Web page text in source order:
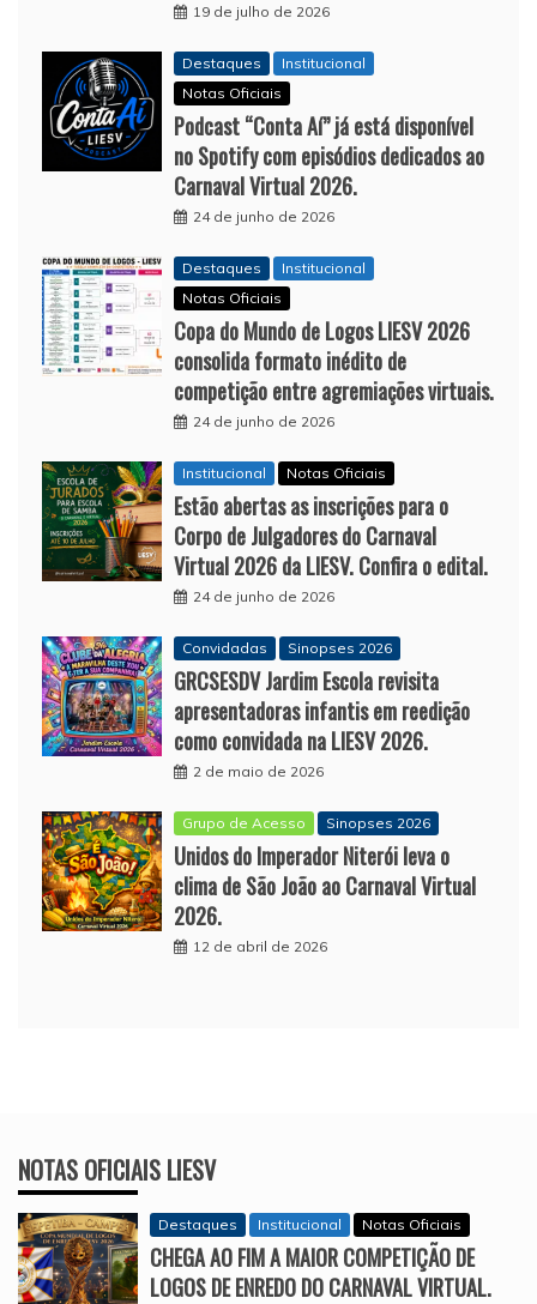
19 de julho de 2026
Destaques
Institucional
Notas Oficiais
Podcast “Conta Aí” já está disponível
no Spotify com episódios dedicados ao
Carnaval Virtual 2026.
24 de junho de 2026
Destaques
Institucional
Notas Oficiais
Copa do Mundo de Logos LIESV 2026
consolida formato inédito de
competição entre agremiações virtuais.
24 de junho de 2026
Institucional Notas Oficiais
Estão abertas as inscrições para o
Corpo de Julgadores do Carnaval
Virtual 2026 da LIESV. Confira o edital.
24 de junho de 2026
Convidadas Sinopses 2026
GRCSESDV Jardim Escola revisita
apresentadoras infantis em reedição
como convidada na LIESV 2026.
2 de maio de 2026
Grupo de Acesso Sinopses 2026
Unidos do Imperador Niterói leva o
clima de São João ao Carnaval Virtual
2026.
12 de abril de 2026
NOTAS OFICIAIS LIESV
Destaques Institucional Notas Oficiais
CHEGA AO FIM A MAIOR COMPETIÇÃO DE
LOGOS DE ENREDO DO CARNAVAL VIRTUAL.